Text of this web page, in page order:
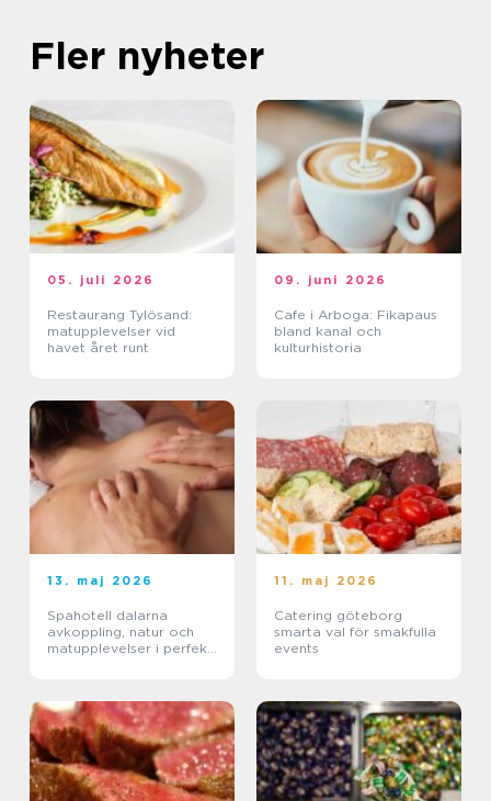
Fler nyheter
05. juli 2026
Restaurang Tylösand:
matupplevelser vid
havet året runt
09. juni 2026
Cafe i Arboga: Fikapaus
bland kanal och
kulturhistoria
13. maj 2026
Spahotell dalarna
avkoppling, natur och
matupplevelser i perfekt
11. maj 2026
Catering göteborg
smarta val för smakfulla
events